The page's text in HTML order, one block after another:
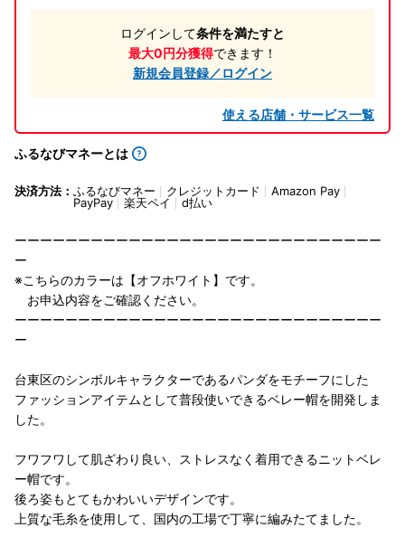
ログインして条件を満たすと
最大0円分獲得できます！
新規会員登録／ログイン
使える店舗・サービス一覧
ふるなびマネーとは
決済方法： ふるなびマネー クレジットカード
Amazon Pay
PayPay
楽天ペイ d払い
ーーーーーーーーーーーーーーーーーーーーーーーーーーーーー
ー
※こちらのカラーは【オフホワイト】です。
お申込内容をご確認ください。
ーーーーーーーーーーーーーーーーーーーーーーーーーーーーー
ー
台東区のシンボルキャラクターであるパンダをモチーフにした
ファッションアイテムとして普段使いできるベレー帽を開発しま
した。
フワフワして肌ざわり良い、ストレスなく着用できるニットベレ
ー帽です。
後ろ姿もとてもかわいいデザインです。
上質な毛糸を使用して、国内の工場で丁寧に編みたてました。